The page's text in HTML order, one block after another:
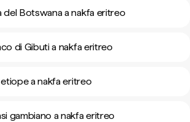
del Botswana a nakfa eritreo
di Gibuti a nakfa eritreo
a nakfa eritreo
gambiano a nakfa eritreo